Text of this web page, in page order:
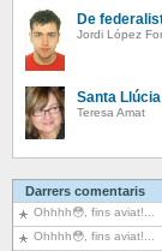
De
Jordi López
Santa
Teresa Amat
Darrers comentaris
Ohhhh😳, fins aviat!...
Ohhhh😳, fins aviat!...